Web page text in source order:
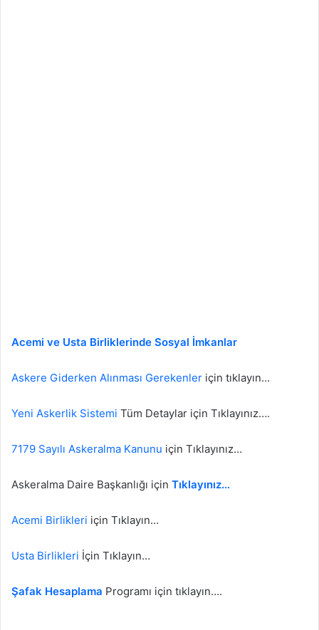
Acemi ve Usta Birliklerinde Sosyal İmkanlar
Askere Giderken Alınması Gerekenler için tıklayın…
Yeni Askerlik Sistemi Tüm Detaylar için Tıklayınız….
7179 Sayılı Askeralma Kanunu için Tıklayınız…
Askeralma Daire Başkanlığı için Tıklayınız…
Acemi Birlikleri için Tıklayın…
Usta Birlikleri İçin Tıklayın…
Şafak Hesaplama Programı için tıklayın….